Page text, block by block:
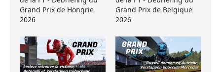
Grand Prix de Hongrie
2026
Grand Prix de Belgique
2026